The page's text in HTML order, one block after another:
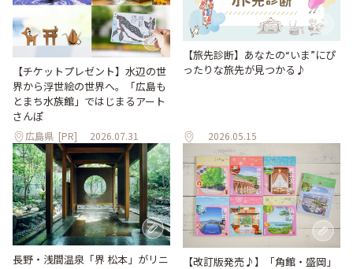
【チケットプレゼント】水辺の世
界から浮世絵の世界へ。「広島も
とまち水族館」ではじまるアート
さんぽ
広島県 [PR] 2026.07.31
【旅先診断】あなたの“いま”にぴ
ったりな旅先が見つかる♪
2026.05.15
長野・浅間温泉「界 松本」がリニ
【改訂版発売♪】「角館・盛岡」